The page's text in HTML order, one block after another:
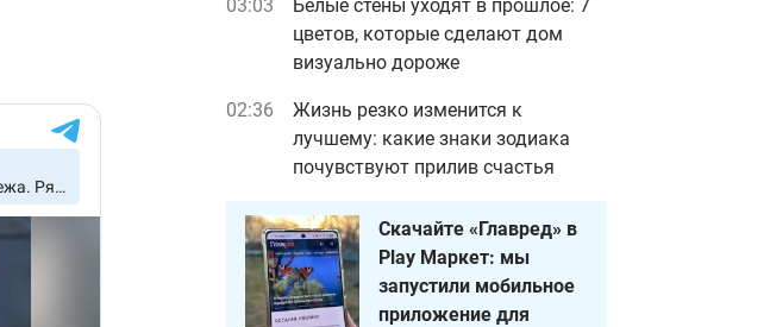
03:03
Белые стены уходят в прошлое: 7
цветов, которые сделают дом
визуально дороже
02:36
Жизнь резко изменится к
лучшему: какие знаки зодиака
почувствуют прилив счастья
Скачайте «Главред» в
Play Маркет: мы
запустили мобильное
приложение для